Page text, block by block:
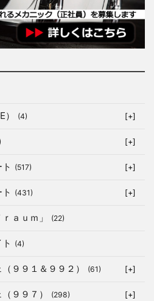
(4) [+]
[+]
(517) [+]
(431) [+]
ａｕｍ」 (22)
(4)
９９１＆９９２） (61) [+]
９９７） (298) [+]